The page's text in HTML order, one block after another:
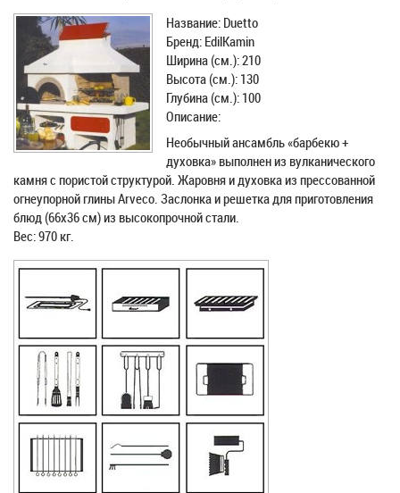
Название: Duetto
Бренд: EdilKamin
Ширина (см.): 210
Высота (см.): 130
Глубина (см.): 100
Описание:
Необычный ансамбль «барбекю +
духовка» выполнен из вулканического
камня с пористой структурой. Жаровня и духовка из прессованной
огнеупорной глины Arveco. Заслонка и решетка для приготовления
блюд (66х36 см) из высокопрочной стали.
Вес: 970 кг.